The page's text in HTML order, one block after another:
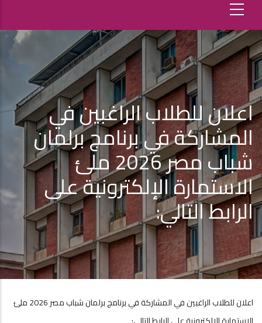
اعلان للطلاب الراغبين في
المشاركة في برنامج برلمان
شباب مصر 2026 ملئ
الاستمارة الإلكترونية على
الرابط التالي:
اعلان للطلاب الراغبين في المشاركة في برنامج برلمان شباب مصر 2026 ملئ